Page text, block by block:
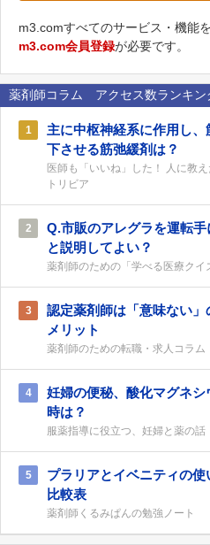
m3.comすべてのサービス・機能
m3.com会員登録が必要です。
薬剤師コラム アクセス数ランキン
1
主に中枢神経系に作用し
下させる筋弛緩剤は？
医師も「いいね」した！ 人に教
トリビア
2
Q.市販のアレグラを運転
と説明してよい？
薬剤師のための「学べる医療クイ
3
認定薬剤師は「意味ない
メリット
薬剤師のための転職・求人コラム
4
妊婦の便秘、酸化マグネ
時は？
服薬指導に役立つ、妊婦と薬の話
5
プラリアとイベニティの使
比較表
薬剤師くるみぱんの勉強ノート